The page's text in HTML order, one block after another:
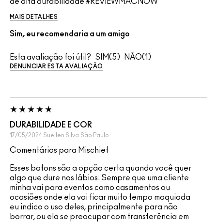
de alta durabilidade #REVIEWMACNOW
MAIS DETALHES
Sim, eu recomendaria a um amigo
Esta avaliação foi útil? 5 1
DENUNCIAR ESTA AVALIAÇÃO
DURABILIDADE E COR
17/05/2024 Suellen Silva São Paulo
Comentários para Mischief
Esses batons são a opção certa quando você quer
algo que dure nos lábios. Sempre que uma cliente
minha vai para eventos como casamentos ou
ocasiões onde ela vai ficar muito tempo maquiada
eu indico o uso deles, principalmente para não
borrar, ou ela se preocupar com transferência em